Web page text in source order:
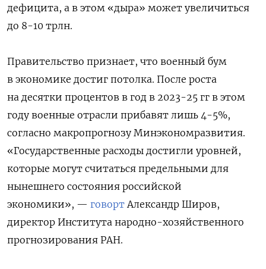
дефицита, а в этом «дыра» может увеличиться
до 8-10 трлн.
Правительство признает, что военный бум
в экономике достиг потолка. После роста
на десятки процентов в год в 2023-25 гг в этом
году военные отрасли прибавят лишь 4-5%,
согласно макропрогнозу Минэкономразвития.
«Государственные расходы достигли уровней,
которые могут считаться предельными для
нынешнего состояния российской
экономики», — говортАлександр Широв,
директор Института народно-хозяйственного
прогнозирования РАН.